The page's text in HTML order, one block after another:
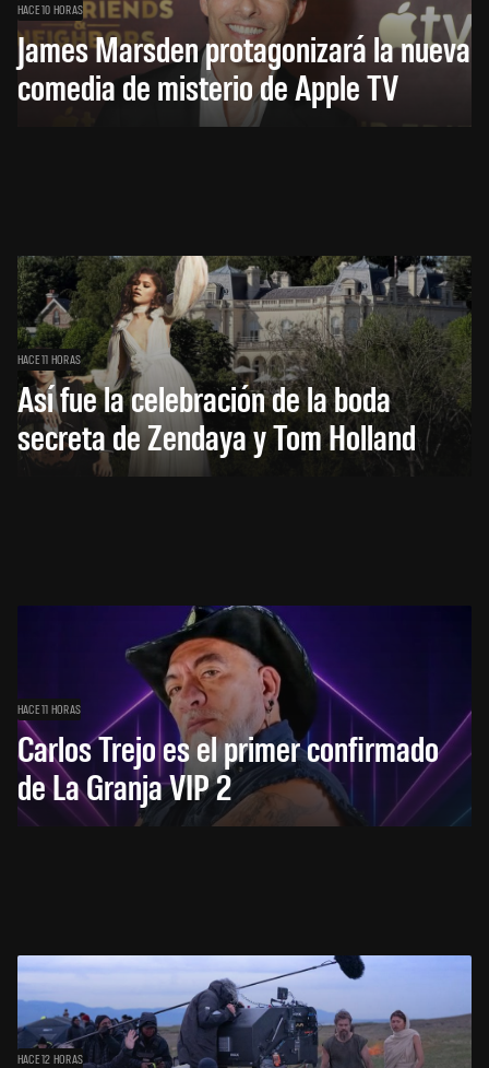
HACE 10 HORAS
James Marsden protagonizará la nueva
comedia de misterio de Apple TV
HACE 11 HORAS
Así fue la celebración de la boda
secreta de Zendaya y Tom Holland
HACE 11 HORAS
Carlos Trejo es el primer confirmado
de La Granja VIP 2
HACE 12 HORAS